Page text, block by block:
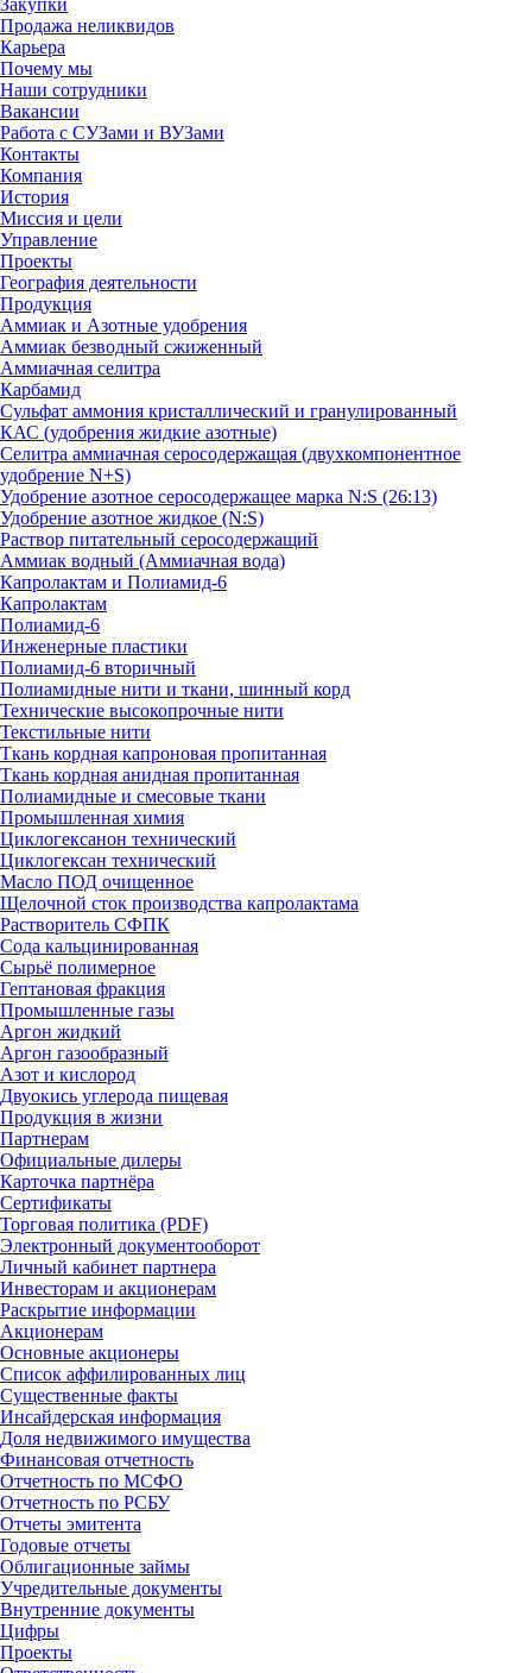
Продажа неликвидов
Карьера
Почему мы
Наши сотрудники
Вакансии
Работа с СУЗами и ВУЗами
Контакты
Компания
История
Миссия и цели
Управление
Проекты
География деятельности
Продукция
Аммиак и Азотные удобрения
Аммиак безводный сжиженный
Аммиачная селитра
Карбамид
Сульфат аммония кристаллический и гранулированный
КАС (удобрения жидкие азотные)
Селитра аммиачная серосодержащая (двухкомпонентное
удобрение N+S)
Удобрение азотное серосодержащее марка N:S (26:13)
Удобрение азотное жидкое (N:S)
Раствор питательный серосодержащий
Аммиак водный (Аммиачная вода)
Капролактам и Полиамид-6
Капролактам
Полиамид-6
Инженерные пластики
Полиамид-6 вторичный
Полиамидные нити и ткани, шинный корд
Технические высокопрочные нити
Текстильные нити
Ткань кордная капроновая пропитанная
Ткань кордная анидная пропитанная
Полиамидные и смесовые ткани
Промышленная химия
Циклогексанон технический
Циклогексан технический
Масло ПОД очищенное
Щелочной сток производства капролактама
Растворитель СФПК
Сода кальцинированная
Сырьё полимерное
Гептановая фракция
Промышленные газы
Аргон жидкий
Аргон газообразный
Азот и кислород
Двуокись углерода пищевая
Продукция в жизни
Партнерам
Официальные дилеры
Карточка партнёра
Сертификаты
Торговая политика (PDF)
Электронный документооборот
Личный кабинет партнера
Инвесторам и акционерам
Раскрытие информации
Акционерам
Основные акционеры
Список аффилированных лиц
Существенные факты
Инсайдерская информация
Доля недвижимого имущества
Финансовая отчетность
Отчетность по МСФО
Отчетность по РСБУ
Отчеты эмитента
Годовые отчеты
Облигационные займы
Учредительные документы
Внутренние документы
Цифры
Проекты